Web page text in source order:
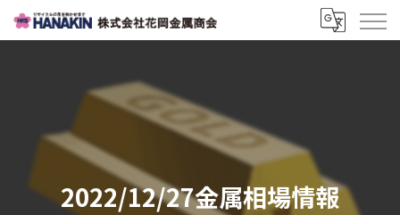
2022/12/27金属相場情報